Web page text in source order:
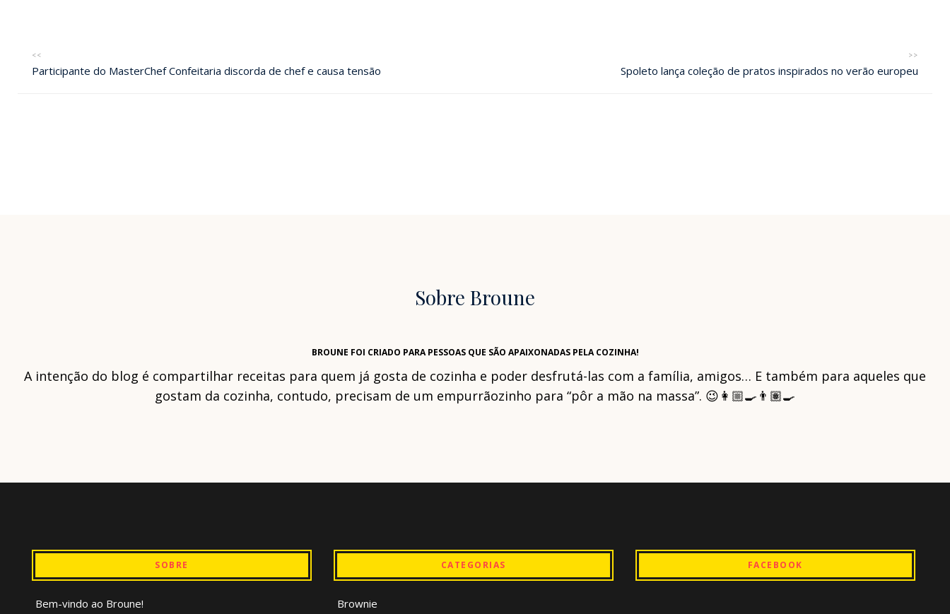
<<
Participante do MasterChef Confeitaria discorda de chef e causa tensão
>>
Spoleto lança coleção de pratos inspirados no verão europeu
Sobre Broune
BROUNE FOI CRIADO PARA PESSOAS QUE SÃO APAIXONADAS PELA COZINHA!
A intenção do blog é compartilhar receitas para quem já gosta de cozinha e poder desfrutá-las com a família, amigos… E também para aqueles que
gostam da cozinha, contudo, precisam de um empurrãozinho para “pôr a mão na massa”. 😉👩🏼‍🍳👨🏽‍🍳
SOBRE
Bem-vindo ao Broune!
CATEGORIAS
Brownie
FACEBOOK